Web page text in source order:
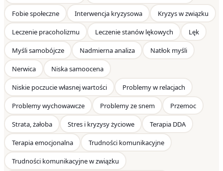
Fobie społeczne Interwencja kryzysowa Kryzys w związku
Leczenie pracoholizmu Leczenie stanów lękowych Lęk
Myśli samobójcze Nadmierna analiza Natłok myśli
Nerwica Niska samoocena
Niskie poczucie własnej wartości Problemy w relacjach
Problemy wychowawcze Problemy ze snem Przemoc
Strata, żałoba Stres i kryzysy życiowe Terapia DDA
Terapia emocjonalna Trudności komunikacyjne
Trudności komunikacyjne w związku